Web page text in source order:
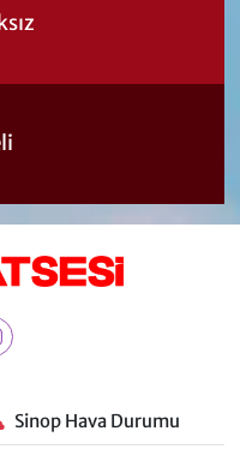
Sinop Hava Durumu